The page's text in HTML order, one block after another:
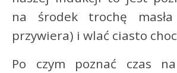
na środek trochę
przywiera) i wlać ciasto
Po czym poznać czas